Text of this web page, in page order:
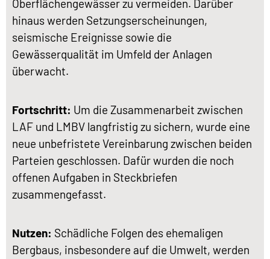
Oberflächengewässer zu vermeiden. Darüber
hinaus werden Setzungserscheinungen,
seismische Ereignisse sowie die
Gewässerqualität im Umfeld der Anlagen
überwacht.
Fortschritt: Um die Zusammenarbeit zwischen
LAF und LMBV langfristig zu sichern, wurde eine
neue unbefristete Vereinbarung zwischen beiden
Parteien geschlossen. Dafür wurden die noch
offenen Aufgaben in Steckbriefen
zusammengefasst.
Nutzen: Schädliche Folgen des ehemaligen
Bergbaus, insbesondere auf die Umwelt, werden